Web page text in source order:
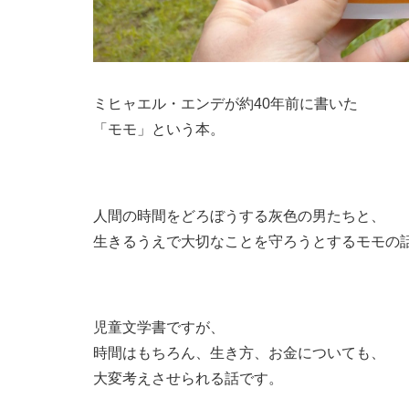
ミヒャエル・エンデが約40年前に書いた
「モモ」という本。
人間の時間をどろぼうする灰色の男たちと、
生きるうえで大切なことを守ろうとするモモの
児童文学書ですが、
時間はもちろん、生き方、お金についても、
大変考えさせられる話です。